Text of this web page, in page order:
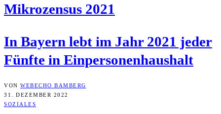
Mikro­zen­sus 2021
In Bay­ern lebt im Jahr 2021 jeder
Fünf­te in Einpersonenhaushalt
VON WEBECHO BAMBERG
31. DEZEMBER 2022
SOZIALES